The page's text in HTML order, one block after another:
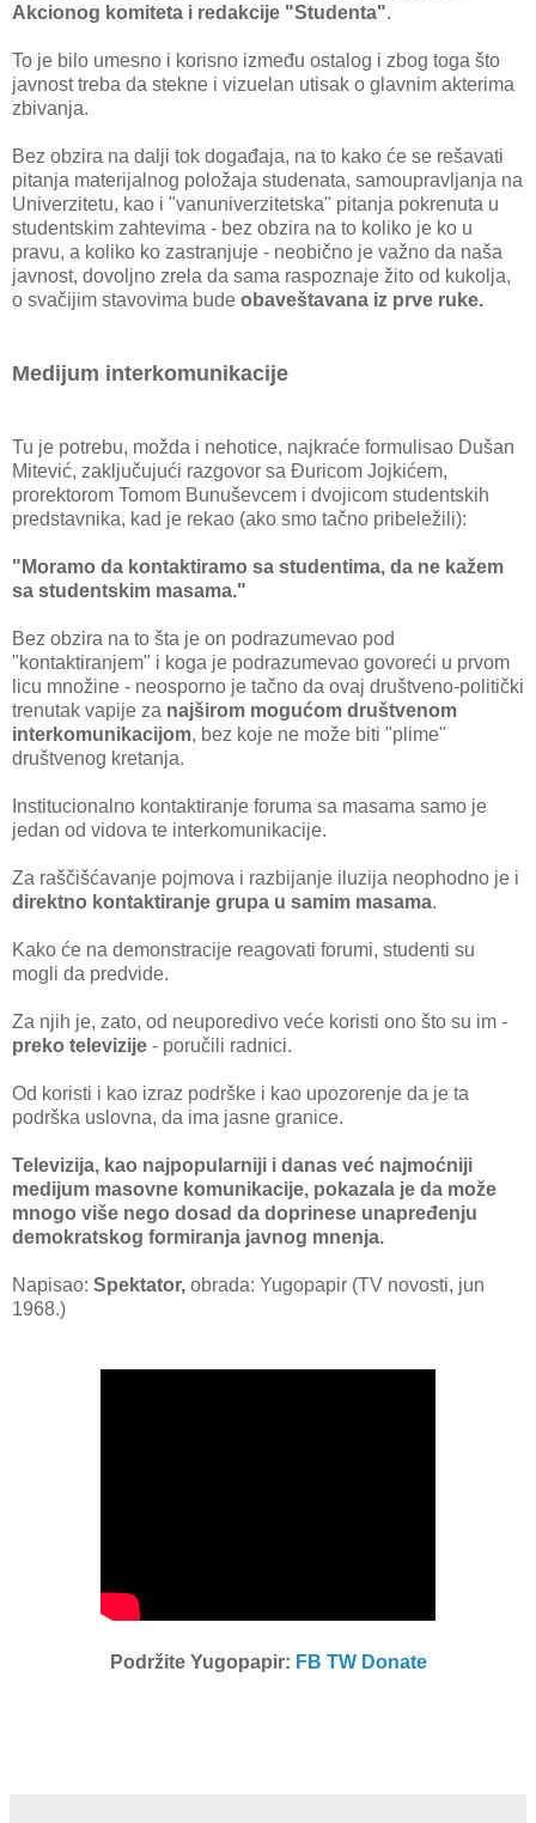
Akcionog komiteta i redakcije "Studenta".
To je bilo umesno i korisno između ostalog i zbog toga što
javnost treba da stekne i vizuelan utisak o glavnim akterima
zbivanja.
Bez obzira na dalji tok događaja, na to kako će se rešavati
pitanja materijalnog položaja studenata, samoupravljanja na
Univerzitetu, kao i "vanuniverzitetska" pitanja pokrenuta u
studentskim zahtevima - bez obzira na to koliko je ko u
pravu, a koliko ko zastranjuje - neobično je važno da naša
javnost, dovoljno zrela da sama raspoznaje žito od kukolja,
o svačijim stavovima bude obaveštavana iz prve ruke.
Medijum interkomunikacije
Tu je potrebu, možda i nehotice, najkraće formulisao Dušan
Mitević, zaključujući razgovor sa Đuricom Jojkićem,
prorektorom Tomom Bunuševcem i dvojicom studentskih
predstavnika, kad je rekao (ako smo tačno pribeležili):
"Moramo da kontaktiramo sa studentima, da ne kažem
sa studentskim masama."
Bez obzira na to šta je on podrazumevao pod
"kontaktiranjem" i koga je podrazumevao govoreći u prvom
licu množine - neosporno je tačno da ovaj društveno-politički
trenutak vapije za najširom mogućom društvenom
interkomunikacijom, bez koje ne može biti "plime"
društvenog kretanja.
Institucionalno kontaktiranje foruma sa masama samo je
jedan od vidova te interkomunikacije.
Za raščišćavanje pojmova i razbijanje iluzija neophodno je i
direktno kontaktiranje grupa u samim masama.
Kako će na demonstracije reagovati forumi, studenti su
mogli da predvide.
Za njih je, zato, od neuporedivo veće koristi ono što su im -
preko televizije - poručili radnici.
Od koristi i kao izraz podrške i kao upozorenje da je ta
podrška uslovna, da ima jasne granice.
Televizija, kao najpopularniji i danas već najmoćniji
medijum masovne komunikacije, pokazala je da može
mnogo više nego dosad da doprinese unapređenju
demokratskog formiranja javnog mnenja.
Napisao: Spektator, obrada: Yugopapir (TV novosti, jun
1968.)
Podržite Yugopapir: FB TW Donate